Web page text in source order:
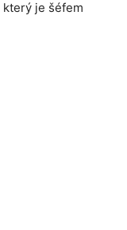
je šéfem